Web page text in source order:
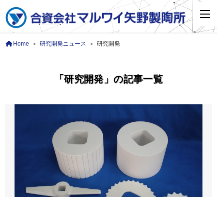
Home > 研究開発ニュース > 研究開発
「研究開発」の記事一覧